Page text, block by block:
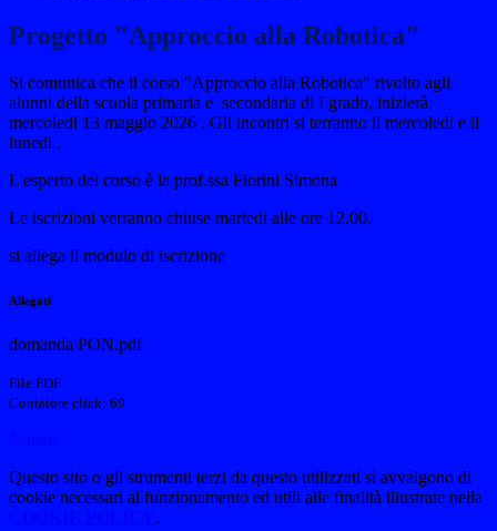
Progetto "Approccio alla Robotica"
Si comunica che il corso "Approccio alla Robotica" rivolto agli
alunni della scuola primaria e secondaria di I grado, inizierà
mercoledi 13 maggio 2026 . Gli incontri si terranno il mercoledi e il
lunedi .
L'esperto del corso è la prof.ssa Fiorini Simona
Le iscrizioni verranno chiuse martedi alle ore 12.00.
si allega il modulo di iscrizione
Allegati
domanda PON.pdf
File PDF
Contatore click: 69
Questo sito o gli strumenti terzi da questo utilizzati si avvalgono di
cookie necessari al funzionamento ed utili alle finalità illustrate nella
.